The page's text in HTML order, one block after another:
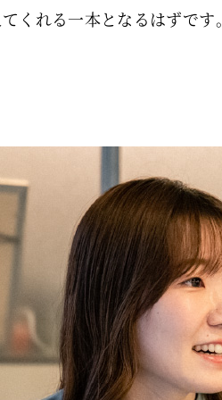
くれる一本となるはずです。